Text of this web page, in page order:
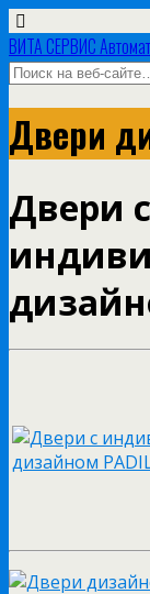
ВИТА СЕРВИС
Двери
Двери с